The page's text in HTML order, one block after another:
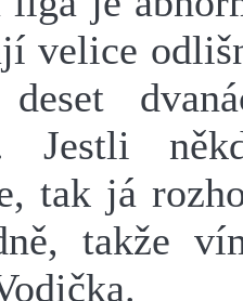
velice
deset
Jestli
tak já
takže